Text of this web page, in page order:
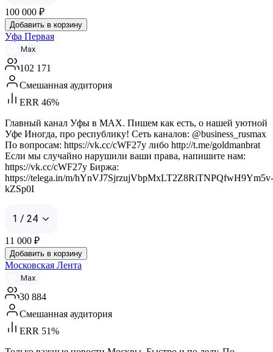
100 000 ₽
Добавить в корзину
Уфа Первая
Max
102 171
Смешанная аудитория
ERR 46%
Главный канал Уфы в MAX. Пишем как есть, о нашей уютной
Уфе Иногда, про республику! Сеть каналов: @business_rusmax
По вопросам: https://vk.cc/cWF27y либо http://t.me/goldmanbrat
Если мы случайно нарушили ваши права, напишите нам:
https://vk.cc/cWF27y Биржа:
https://telega.in/m/hYnVJ7SjrzujVbpMxLT2Z8RiTNPQfwH9Ym5v-
kZSp0I
1 / 24
11 000 ₽
Добавить в корзину
Московская Лента
Max
30 884
Смешанная аудитория
ERR 51%